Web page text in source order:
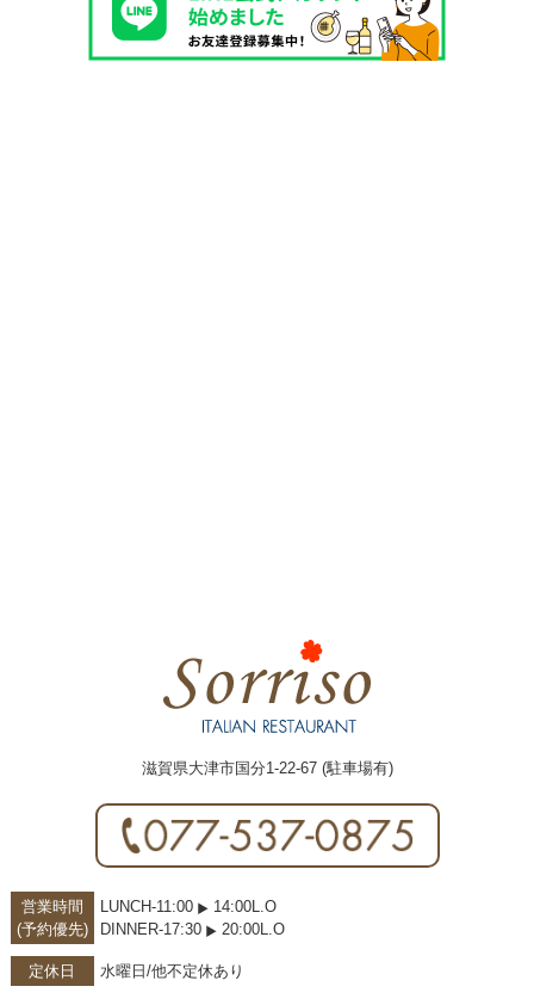
滋賀県大津市国分1-22-67 (駐車場有)
営業時間
(予約優先)
LUNCH-11:00
14:00L.O
DINNER-17:30
20:00L.O
定休日 水曜日/他不定休あり